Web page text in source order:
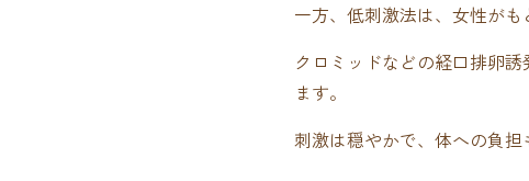
一方、低刺激法は、女性がも
クロミッドなどの経口排卵
ます。
刺激は穏やかで、体への負担